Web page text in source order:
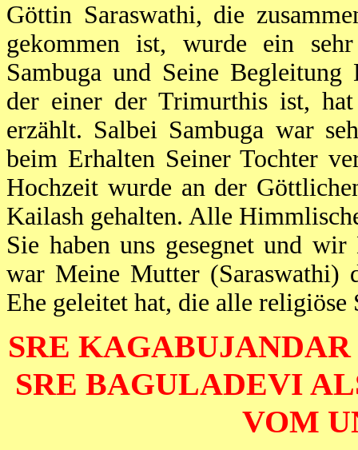
Göttin Saraswathi, die
gekommen ist, wurde ein
Sambuga und Seine
der einer der Trimurthis ist,
erzählt. Salbei Sambuga war
beim Erhalten Seiner Tochter
Hochzeit wurde an der
Kailash gehalten. Alle
Sie haben uns gesegnet und
war Meine Mutter (Saraswathi)
Ehe geleitet hat, die alle religiöse
SRE
SRE BAGULADEVI
VOM